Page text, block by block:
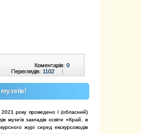
Коментарів: 0
Переглядів: 1102 |
року проведено І (обласний)
музеїв закладів освіти «Край, в
журі серед екскурсоводів